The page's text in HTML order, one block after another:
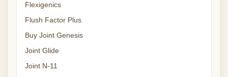
Flexigenics
Flush Factor Plus
Buy Joint Genesis
Joint Glide
Joint N-11